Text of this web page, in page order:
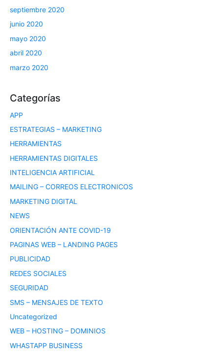
septiembre 2020
junio 2020
mayo 2020
abril 2020
marzo 2020
Categorías
APP
ESTRATEGIAS – MARKETING
HERRAMIENTAS
HERRAMIENTAS DIGITALES
INTELIGENCIA ARTIFICIAL
MAILING – CORREOS ELECTRONICOS
MARKETING DIGITAL
NEWS
ORIENTACIÓN ANTE COVID-19
PAGINAS WEB – LANDING PAGES
PUBLICIDAD
REDES SOCIALES
SEGURIDAD
SMS – MENSAJES DE TEXTO
Uncategorized
WEB – HOSTING – DOMINIOS
WHASTAPP BUSINESS